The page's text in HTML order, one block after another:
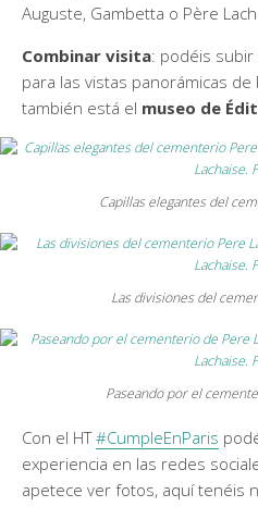
Auguste, Gambetta o Père
Combinar visita: podéis subir
para las vistas panorámicas
también está el museo de
Capillas elegantes del
Las divisiones del
Paseando por el
Con el HT#CumpleEnParis
experiencia en las redes
apetece ver fotos, aquí tenéis